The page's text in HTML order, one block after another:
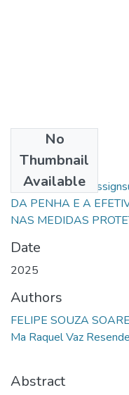
No
Thumbnail
Available
Felipe Souza
DA PENHA E A
NAS MEDIDAS
Date
2025
Authors
FELIPE SOUZA
Ma Raquel Vaz Resende
Abstract